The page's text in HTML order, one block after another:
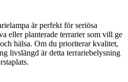
är perfekt för seriösa
eller planterade terrarier som vill ge
hälsa. Om du prioriterar kvalitet,
livslängd är detta terrariebelysning